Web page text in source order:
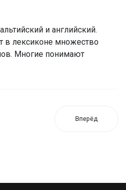
и английский.
в лексиконе множество
Многие понимают
Вперёд